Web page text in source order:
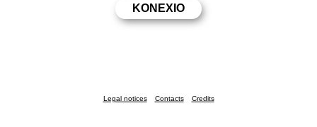
Legal notices Contacts Credits